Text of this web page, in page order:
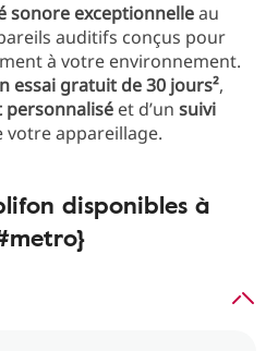
sonore exceptionnelleau
auditifs conçus pour
à votre environnement.
essai gratuit de 30 jours²,
personnalisé et d’un suivi
appareillage.
disponibles à